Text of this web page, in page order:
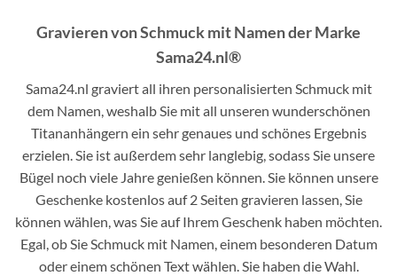
Gravieren von Schmuck mit Namen der Marke
Sama24.nl®
Sama24.nl graviert all ihren personalisierten Schmuck mit
dem Namen, weshalb Sie mit all unseren wunderschönen
Titananhängern ein sehr genaues und schönes Ergebnis
erzielen. Sie ist außerdem sehr langlebig, sodass Sie unsere
Bügel noch viele Jahre genießen können. Sie können unsere
Geschenke kostenlos auf 2 Seiten gravieren lassen, Sie
können wählen, was Sie auf Ihrem Geschenk haben möchten.
Egal, ob Sie Schmuck mit Namen, einem besonderen Datum
oder einem schönen Text wählen. Sie haben die Wahl.